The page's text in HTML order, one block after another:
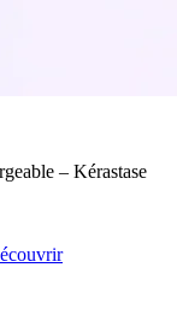
– Kérastase